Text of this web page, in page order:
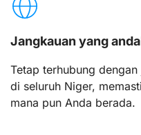
Jangkauan yang
Tetap terhubung
di seluruh Niger,
mana pun Anda berada.